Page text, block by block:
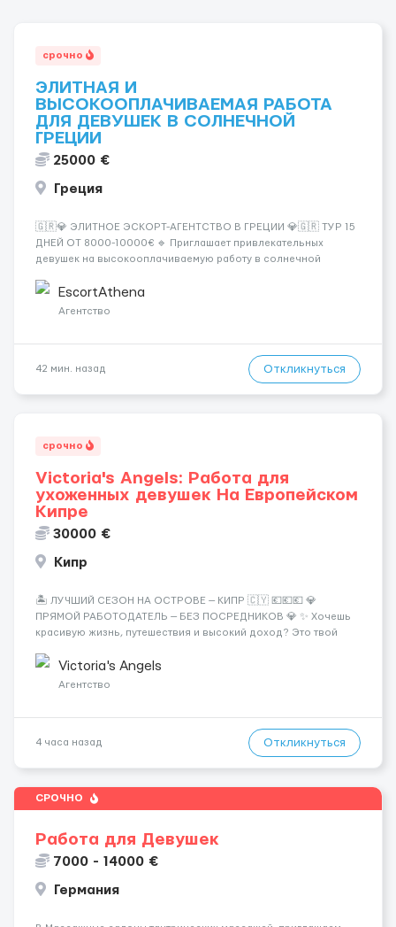
срочно
ЭЛИТНАЯ И
ВЫСОКООПЛАЧИВАЕМАЯ РАБОТА
ДЛЯ ДЕВУШЕК В СОЛНЕЧНОЙ
ГРЕЦИИ
25000 €
Греция
🇬🇷💎 ЭЛИТНОЕ ЭСКОРТ-АГЕНТСТВО В ГРЕЦИИ 💎🇬🇷 ТУР 15
ДНЕЙ ОТ 8000-10000€ 🔹 Приглашает привлекательных
девушек на высокооплачиваемую работу в солнечной
хорошие деньги 💶 — это предложение для тебя! 🔹
Требования: ✔️ Возраст от ...
EscortAthena
Агентство
42 мин. назад Откликнуться
срочно
Victoria's Angels: Работа для
ухоженных девушек На Европейском
Кипре
30000 €
Кипр
🏝️ ЛУЧШИЙ СЕЗОН НА ОСТРОВЕ — КИПР 🇨🇾 💶💶💶 💎
ПРЯМОЙ РАБОТОДАТЕЛЬ — БЕЗ ПОСРЕДНИКОВ 💎 ✨ Хочешь
красивую жизнь, путешествия и высокий доход? Это твой
Опытная команда с годами практики — Стабильный поток
клиентов (без ...
Victoria's Angels
Агентство
4 часа назад Откликнуться
СРОЧНО
Работа для Девушек
7000 - 14000 €
Германия